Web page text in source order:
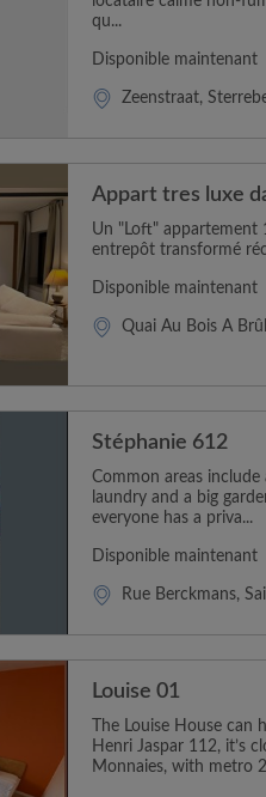
qu...
Disponible maintenant
Zeenstraat,
Appart tres luxe
Un "Loft" appartement
entrepôt transformé
Disponible maintenant
Quai Au Bois À
Stéphanie 612
Common areas
laundry and a big
everyone has a priva...
Disponible maintenant
Rue Berckmans,
Louise 01
The Louise House
Henri Jaspar 112, it’s
Monnaies, with metro